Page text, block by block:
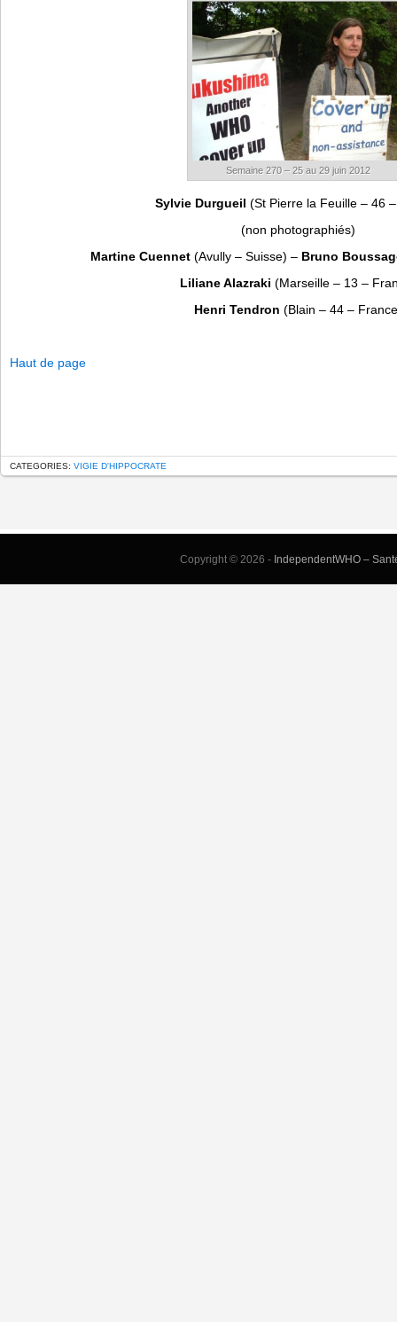
Semaine 270 – 25 au 29 juin 2012
Sylvie Durgueil (St Pierre la Feuille – 46
(non photographiés)
Martine Cuennet (Avully – Suisse) – Bruno
Liliane Alazraki (Marseille – 13 –
Henri Tendron (Blain – 44 –
Haut de page
CATEGORIES: VIGIE D'HIPPOCRATE
Copyright © 2026 - IndependentWHO –